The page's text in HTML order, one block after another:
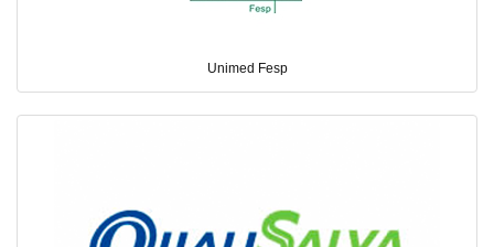
Unimed Fesp